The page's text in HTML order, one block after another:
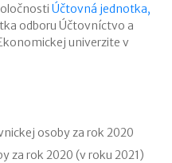
Účtovná jednotka,
odboru Účtovníctvo a
univerzite v
osoby za rok 2020
za rok 2020 (v roku 2021)